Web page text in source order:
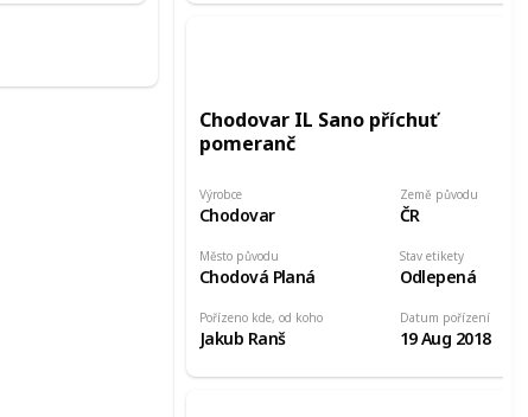
Chodovar IL Sano příchuť
pomeranč
Výrobce
Chodovar
Země původu
ČR
Pořízeno kde, od koho
Jakub Ranš
Stav etikety
Odlepená
Datum pořízení
19 Aug 2018
Město původu
Chodová Planá